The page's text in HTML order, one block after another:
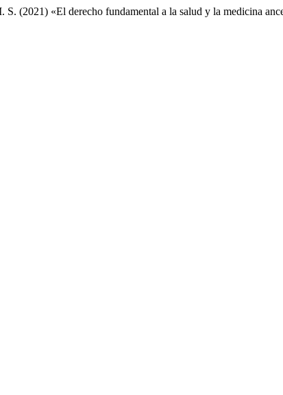
(2021) «El derecho fundamental a la salud y la medicina